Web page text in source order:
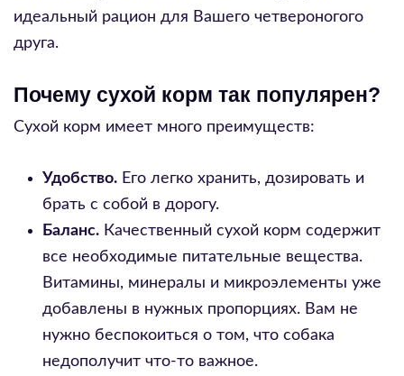
идеальный рацион для Вашего четвероногого
друга.
Почему сухой корм так популярен?
Сухой корм имеет много преимуществ:
Удобство. Его легко хранить, дозировать и
брать с собой в дорогу.
Баланс. Качественный сухой корм содержит
все необходимые питательные вещества.
Витамины, минералы и микроэлементы уже
добавлены в нужных пропорциях. Вам не
нужно беспокоиться о том, что собака
недополучит что-то важное.